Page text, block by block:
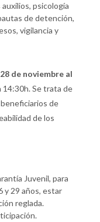
psicología
de detención,
vigilancia y
de noviembre al
14:30h. Se trata de
de
de los
Juvenil, para
y 29 años, estar
reglada.